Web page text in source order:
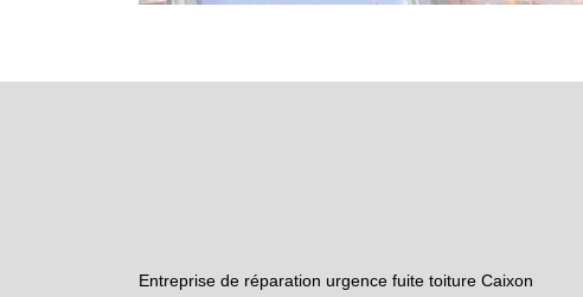
Entreprise de réparation urgence fuite toiture Caixon